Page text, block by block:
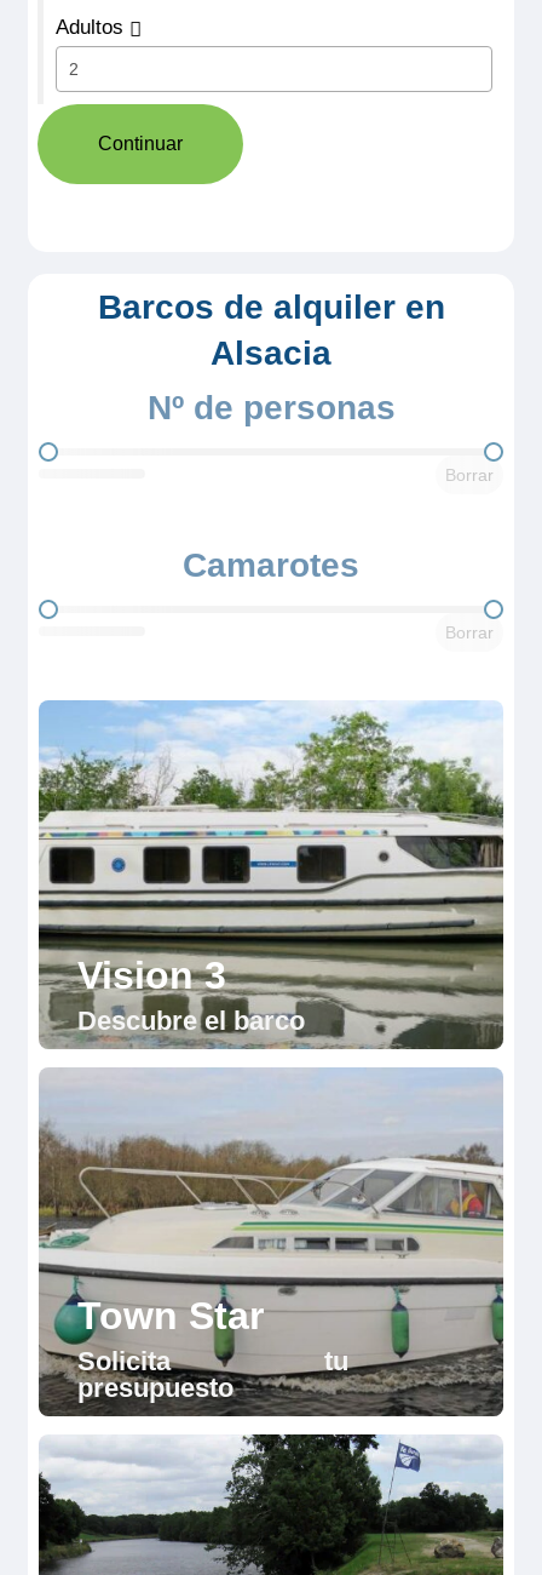
Crucero por
Adultos
Continuar
Barcos de alquiler en
Alsacia
Nº de personas
Nº de personas
Borrar
Camarotes
Camarotes
Borrar
Vision 3
Descubre el barco
Town Star
Solicita tu
presupuesto